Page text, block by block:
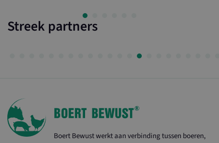
Streek partners
Boert Bewust werkt aan verbinding tussen boeren,